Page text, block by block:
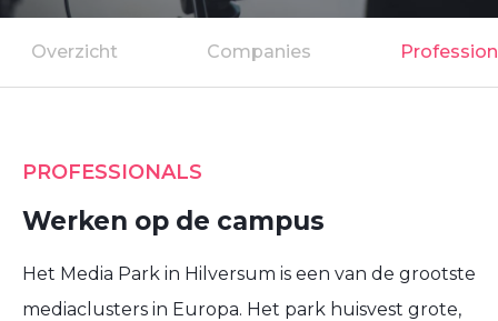
Overzicht Companies
PROFESSIONALS
Werken op de campus
Het Media Park in Hilversum is een van de grootste
mediaclusters in Europa. Het park huisvest grote,